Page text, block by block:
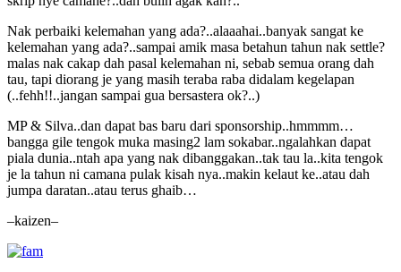
Nak perbaiki kelemahan yang ada?..alaaahai..banyak sangat ke
kelemahan yang ada?..sampai amik masa betahun tahun nak settle?
malas nak cakap dah pasal kelemahan ni, sebab semua orang dah
tau, tapi diorang je yang masih teraba raba didalam kegelapan
(..fehh!!..jangan sampai gua bersastera ok?..)
MP & Silva..dan dapat bas baru dari sponsorship..hmmmm…
bangga gile tengok muka masing2 lam sokabar..ngalahkan dapat
piala dunia..ntah apa yang nak dibanggakan..tak tau la..kita tengok
je la tahun ni camana pulak kisah nya..makin kelaut ke..atau dah
jumpa daratan..atau terus ghaib…
–kaizen–